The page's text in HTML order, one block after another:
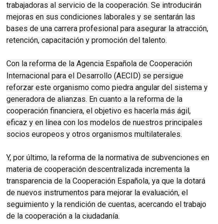
trabajadoras al servicio de la cooperación. Se introducirán
mejoras en sus condiciones laborales y se sentarán las
bases de una carrera profesional para asegurar la atracción,
retención, capacitación y promoción del talento.
Con la reforma de la Agencia Española de Cooperación
Internacional para el Desarrollo (AECID) se persigue
reforzar este organismo como piedra angular del sistema y
generadora de alianzas. En cuanto a la reforma de la
cooperación financiera, el objetivo es hacerla más ágil,
eficaz y en línea con los modelos de nuestros principales
socios europeos y otros organismos multilaterales.
Y, por último, la reforma de la normativa de subvenciones en
materia de cooperación descentralizada incrementa la
transparencia de la Cooperación Española, ya que la dotará
de nuevos instrumentos para mejorar la evaluación, el
seguimiento y la rendición de cuentas, acercando el trabajo
de la cooperación a la ciudadanía.